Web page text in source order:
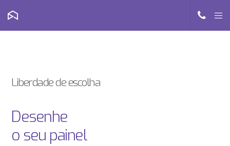
Liberdade de escolha
Desenhe
o seu painel